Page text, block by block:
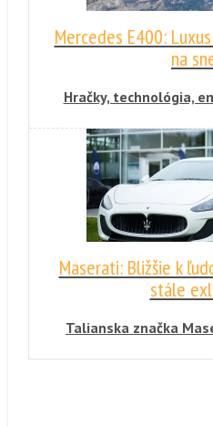
Mercedes E400:
na
Hračky, technológia,
skvelých jazdných
mokre podrobí
nekonečným
Maserati: Bližšie k
stále
Talianska značka